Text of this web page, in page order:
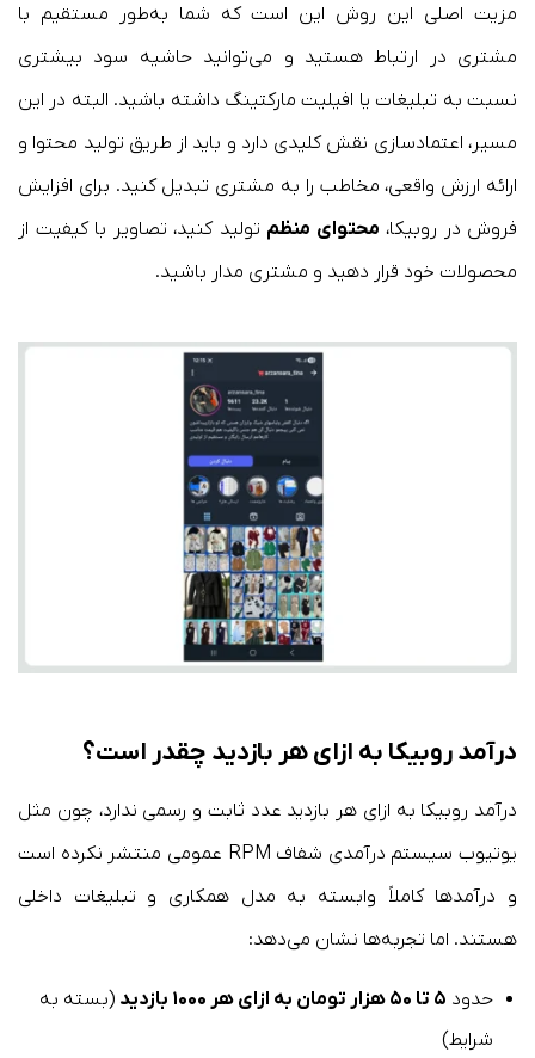
مزیت اصلی این روش این است که شما به‌طور مستقیم با
مشتری در ارتباط هستید و می‌توانید حاشیه سود بیشتری
نسبت به تبلیغات یا افیلیت مارکتینگ داشته باشید. البته در این
مسیر، اعتمادسازی نقش کلیدی دارد و باید از طریق تولید محتوا و
ارائه ارزش واقعی، مخاطب را به مشتری تبدیل کنید. برای افزایش
فروش در روبیکا، محتوای منظم تولید کنید، تصاویر با کیفیت از
محصولات خود قرار دهید و مشتری مدار باشید.
درآمد روبیکا به ازای هر بازدید چقدر است؟
درآمد روبیکا به ازای هر بازدید عدد ثابت و رسمی ندارد، چون مثل
یوتیوب سیستم درآمدی شفاف RPM عمومی منتشر نکرده است
و درآمدها کاملاً وابسته به مدل همکاری و تبلیغات داخلی
هستند. اما تجربه‌ها نشان می‌دهد:
حدود ۵ تا ۵۰ هزار تومان به ازای هر ۱۰۰۰ بازدید
(بسته به
شرایط)